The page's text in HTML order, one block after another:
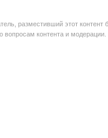
разместивший этот
вопросам контента и модерации.